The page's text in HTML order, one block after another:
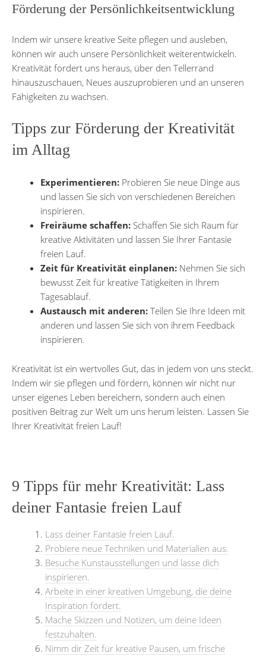
Förderung der Persönlichkeitsentwicklung
Indem wir unsere kreative Seite pflegen und ausleben,
können wir auch unsere Persönlichkeit weiterentwickeln.
Kreativität fordert uns heraus, über den Tellerrand
hinauszuschauen, Neues auszuprobieren und an unseren
Fähigkeiten zu wachsen.
Tipps zur Förderung der Kreativität
im Alltag
Experimentieren: Probieren Sie neue Dinge aus
und lassen Sie sich von verschiedenen Bereichen
inspirieren.
Freiräume schaffen: Schaffen Sie sich Raum für
kreative Aktivitäten und lassen Sie Ihrer Fantasie
freien Lauf.
Zeit für Kreativität einplanen: Nehmen Sie sich
bewusst Zeit für kreative Tätigkeiten in Ihrem
Tagesablauf.
Austausch mit anderen: Teilen Sie Ihre Ideen mit
anderen und lassen Sie sich von ihrem Feedback
inspirieren.
Kreativität ist ein wertvolles Gut, das in jedem von uns steckt.
Indem wir sie pflegen und fördern, können wir nicht nur
unser eigenes Leben bereichern, sondern auch einen
positiven Beitrag zur Welt um uns herum leisten. Lassen Sie
Ihrer Kreativität freien Lauf!
9 Tipps für mehr Kreativität: Lass
deiner Fantasie freien Lauf
Lass deiner Fantasie freien Lauf.
Probiere neue Techniken und Materialien aus.
Besuche Kunstausstellungen und lasse dich
inspirieren.
Arbeite in einer kreativen Umgebung, die deine
Inspiration fördert.
Mache Skizzen und Notizen, um deine Ideen
festzuhalten.
Nimm dir Zeit für kreative Pausen, um frische